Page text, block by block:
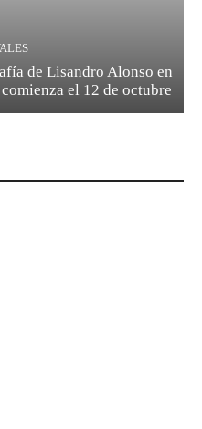
de Lisandro Alonso en
el 12 de octubre